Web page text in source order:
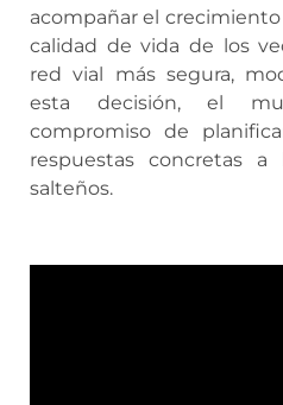
acompañar el
calidad de vida de los
red vial más segura,
esta decisión, el
compromiso de
respuestas concretas
salteños.